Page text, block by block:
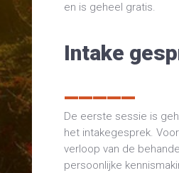
en is geheel gratis.
Intake
De eerste sessie is
het intakegesprek.
verloop van de
persoonlijke